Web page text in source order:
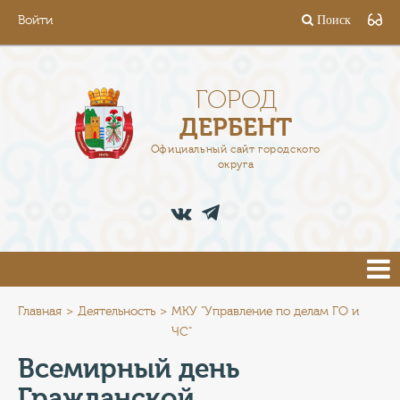
Войти Поиск
ГОРОД
ДЕРБЕНТ
Официальный сайт городского
округа
АДМИНИСТРАЦИЯ
ПРЕСС-ЦЕНТР
ТУРИСТАМ
Главная Деятельность
МКУ "Управление по делам ГО и
ЧС"
Всемирный день